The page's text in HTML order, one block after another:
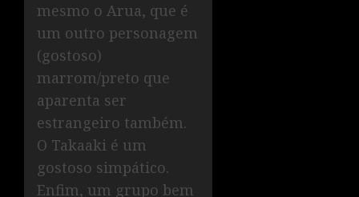
mesmo o Arua, que é
um outro personagem
(gostoso)
marrom/preto que
aparenta ser
estrangeiro também.
O Takaaki é um
gostoso simpático.
Enfim, um grupo bem